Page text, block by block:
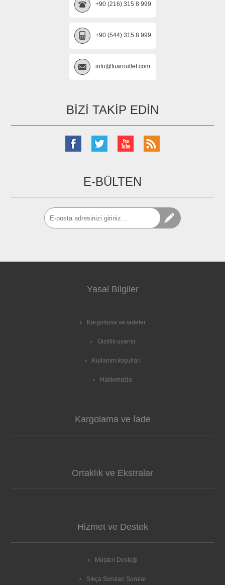
+90 (216) 315 8 999
+90 (544) 315 8 999
info@fuaroutlet.com
BIZI TAKIP EDIN
E-BÜLTEN
Yasal Bilgiler
Kargolama ve iadeler
Gizlilik uyarısı
Kullanım koşulları
Hakkımızda
Kargolama ve İade
Ortaklık ve Ekstralar
Hizmet ve Destek
Müşteri Desteği
Sıkça Sorulan Sorular